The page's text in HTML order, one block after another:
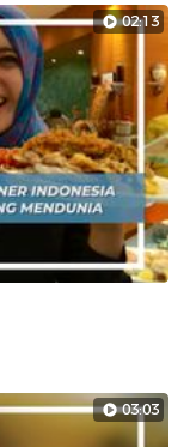
02:13
03:03